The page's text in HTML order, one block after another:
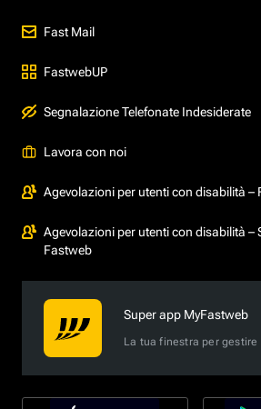
Fast Mail
FastwebUP
Segnalazione Telefonate Indesiderate
Lavora con noi
Agevolazioni per utenti con disabilità –
Agevolazioni per utenti con disabilità –
Fastweb
Super app MyFastweb
La tua finestra per gestire